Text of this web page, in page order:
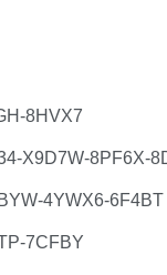
8HVX7
X9D7W-8PF6X-
4YWX6-6F4BT
7CFBY